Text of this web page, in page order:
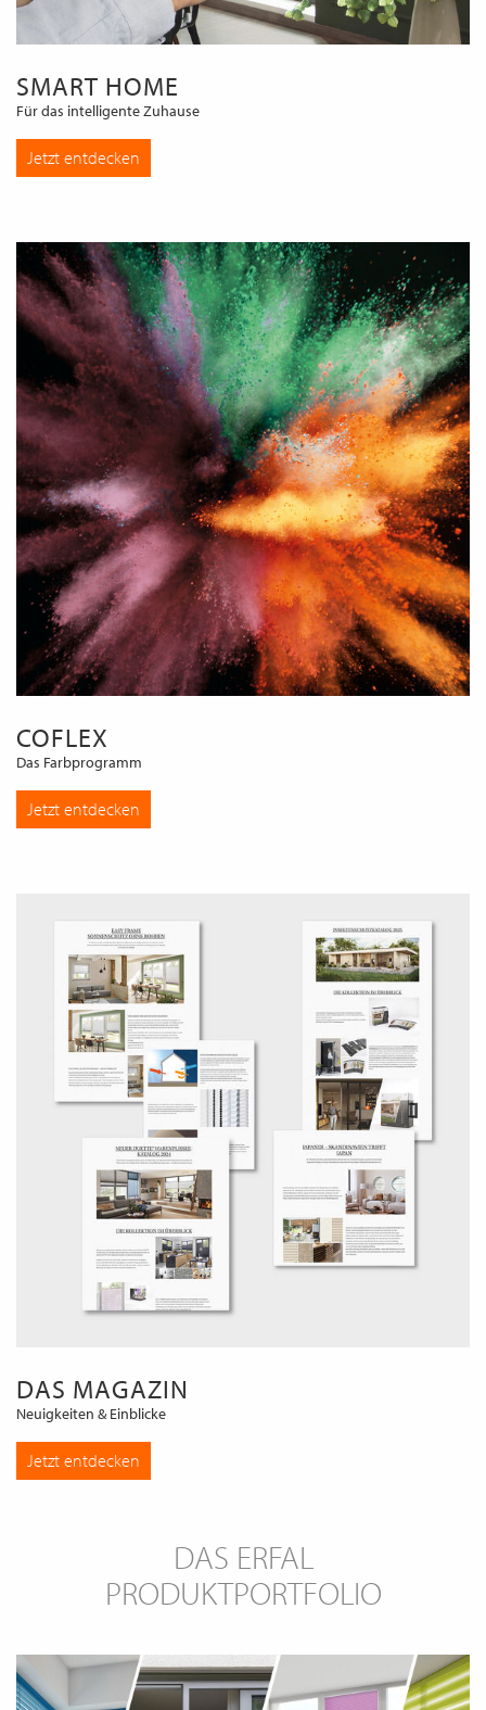
SMART HOME
Für das intelligente Zuhause
Jetzt entdecken
COFLEX
Das Farbprogramm
Jetzt entdecken
DAS MAGAZIN
Neuigkeiten & Einblicke
Jetzt entdecken
DAS ERFAL
PRODUKTPORTFOLIO